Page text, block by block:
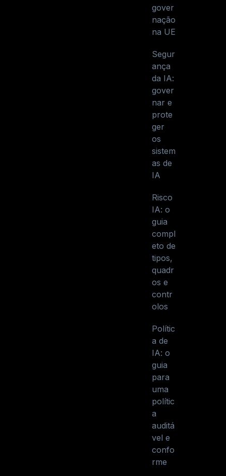
gover
nação
na UE
Segur
ança
da IA:
gover
nar e
prote
ger
os
sistem
as de
IA
Risco
IA: o
guia
compl
eto de
tipos,
quadr
os e
contr
olos
Polític
a de
IA: o
guia
para
uma
polític
a
auditá
vel e
confo
rme